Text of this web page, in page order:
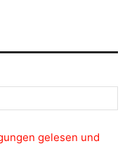
gelesen und